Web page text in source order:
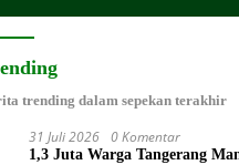
trending dalam sepekan terakhir
31 Juli 2026 0 Komentar
1,3 Juta Warga Tangerang